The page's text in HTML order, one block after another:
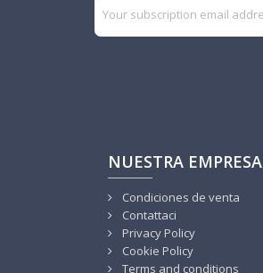
NUESTRA EMPRESA
Condiciones de venta
Contattaci
Privacy Policy
Cookie Policy
Terms and conditions